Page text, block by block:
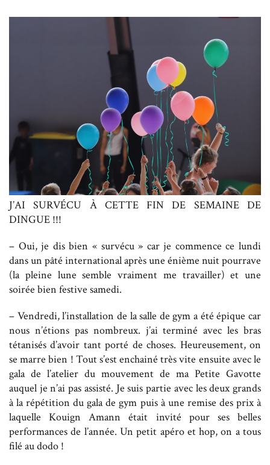
J’AI SURVÉCU À CETTE FIN DE SEMAINE DE
DINGUE !!!
– Oui, je dis bien « survécu » car je commence ce lundi
dans un pâté international après une énième nuit pourrave
(la pleine lune semble vraiment me travailler) et une
soirée bien festive samedi.
– Vendredi, l’installation de la salle de gym a été épique car
nous n’étions pas nombreux. j’ai terminé avec les bras
tétanisés d’avoir tant porté de choses. Heureusement, on
se marre bien ! Tout s’est enchainé très vite ensuite avec le
gala de l’atelier du mouvement de ma Petite Gavotte
auquel je n’ai pas assisté. Je suis partie avec les deux grands
à la répétition du gala de gym puis à une remise des prix à
laquelle Kouign Amann était invité pour ses belles
performances de l’année. Un petit apéro et hop, on a tous
filé au dodo !